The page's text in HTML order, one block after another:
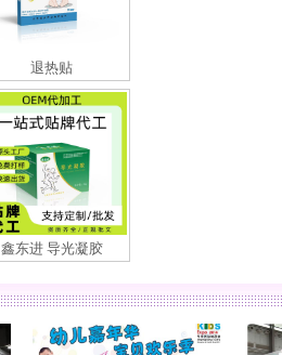
退热贴
鑫东进 导光凝胶